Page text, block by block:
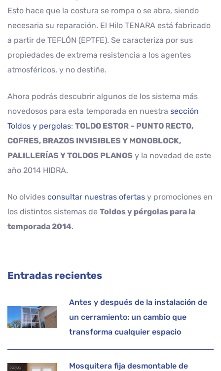
Entradas recientes
Antes y después de la instalación de
un cerramiento: un cambio que
transforma cualquier espacio
Mosquitera fija desmontable de
Esto hace que la costura se rompa o se abra, siendo
necesaria su reparación. El Hilo TENARA está fabricado
a partir de TEFLÓN (EPTFE). Se caracteriza por sus
propiedades de extrema resistencia a los agentes
atmosféricos, y no destiñe.
Ahora podrás descubrir algunos de los sistema más
novedosos para esta temporada en nuestra sección
Toldos y pergolas: TOLDO ESTOR – PUNTO RECTO,
COFRES, BRAZOS INVISIBLES Y MONOBLOCK,
PALILLERÍAS Y TOLDOS PLANOS y la novedad de este
año 2014 HIDRA.
No olvides consultar nuestras ofertas y promociones en
los distintos sistemas de Toldos y pérgolas para la
temporada 2014.